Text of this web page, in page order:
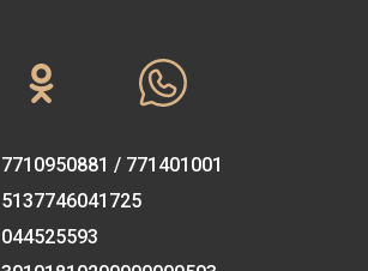
7710950881 / 771401001
5137746041725
044525593